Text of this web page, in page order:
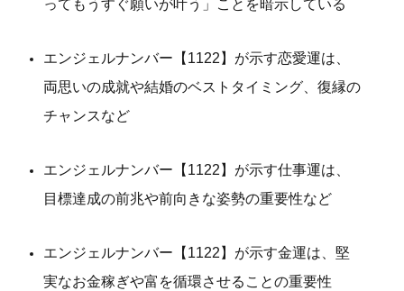
ってもうすぐ願いが叶う」ことを暗示している
エンジェルナンバー【1122】が示す恋愛運は、
両思いの成就や結婚のベストタイミング、復縁の
チャンスなど
エンジェルナンバー【1122】が示す仕事運は、
目標達成の前兆や前向きな姿勢の重要性など
エンジェルナンバー【1122】が示す金運は、堅
実なお金稼ぎや富を循環させることの重要性